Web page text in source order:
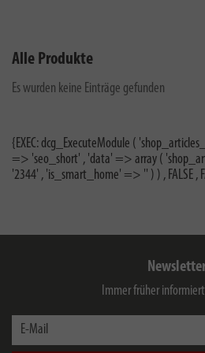
Alle Produkte
Es wurden keine Einträge gefunden
{EXEC: dcg_ExecuteModule (
=> 'seo_short' , 'data' => array (
'2344' , 'is_smart_home' => '' ) ) , FALSE ,
Immer früher
E-Mail